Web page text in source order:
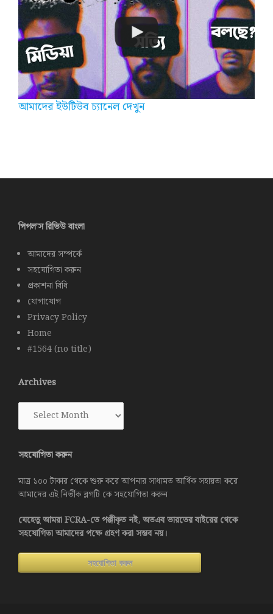
আমাদের ইউটিউব চ্যানেল দেখুন
পিপল’স রিভিউ বাংলা
আমাদের সম্পর্কে
সহযোগিতা করুন
প্রকাশনা বিধি
যোগাযোগ
Privacy Policy
Home
#1564 (no title)
Archives
Archives
সহযোগিতা করুন
মাত্র ১০০ টাকার থেকে শুরু করে আপনার সাধ্যমত আর্থিক সহায়তা করে
আমাদের এই নির্ভীক ব্লগটি কে সহযোগিতা করুন
যেহেতু আমরা FCRA-তে পঞ্জীকৃত নই, অতএব ভারতের বাইরের থেকে
সহযোগিতা আমাদের পক্ষে গ্রহণ করা সম্ভব নয়।
সহযোগিতা করুন